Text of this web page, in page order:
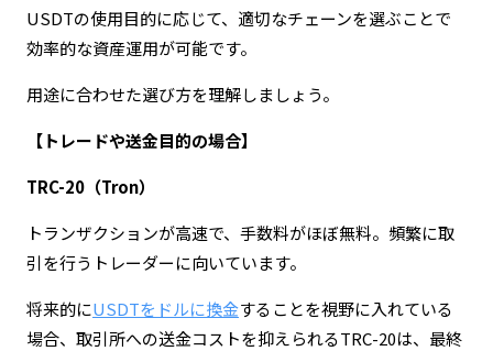
USDTの使用目的に応じて、適切なチェーンを選ぶことで
効率的な資産運用が可能です。
用途に合わせた選び方を理解しましょう。
【トレードや送金目的の場合】
TRC-20（Tron）
トランザクションが高速で、手数料がほぼ無料。頻繁に取
引を行うトレーダーに向いています。
将来的にUSDTをドルに換金することを視野に入れている
場合、取引所への送金コストを抑えられるTRC-20は、最終